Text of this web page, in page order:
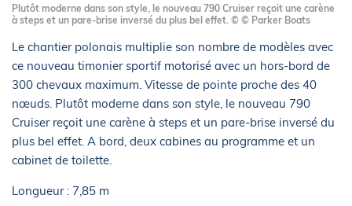
Plutôt moderne dans son style, le nouveau 790 Cruiser reçoit une carène
à steps et un pare-brise inversé du plus bel effet. © © Parker Boats
Le chantier polonais multiplie son nombre de modèles avec
ce nouveau timonier sportif motorisé avec un hors-bord de
300 chevaux maximum. Vitesse de pointe proche des 40
nœuds. Plutôt moderne dans son style, le nouveau 790
Cruiser reçoit une carène à steps et un pare-brise inversé du
plus bel effet. A bord, deux cabines au programme et un
cabinet de toilette.
Longueur : 7,85 m